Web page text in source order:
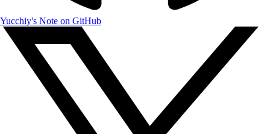
Yucchiy's Note on GitHub